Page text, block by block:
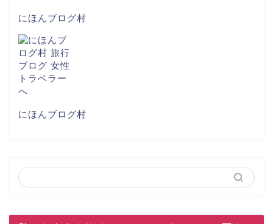
にほんブログ村
にほんブログ村